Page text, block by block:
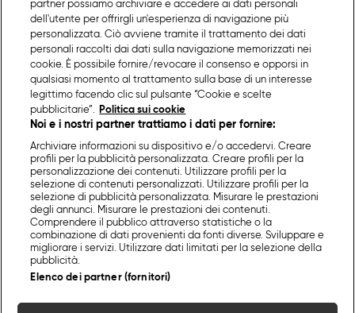
partner possiamo archiviare e accedere ai dati personali
dell'utente per offrirgli un'esperienza di navigazione più
personalizzata. Ciò avviene tramite il trattamento dei dati
personali raccolti dai dati sulla navigazione memorizzati nei
cookie. È possibile fornire/revocare il consenso e opporsi in
qualsiasi momento al trattamento sulla base di un interesse
legittimo facendo clic sul pulsante “Cookie e scelte
pubblicitarie”.
Politica sui cookie
Noi e i nostri partner trattiamo i dati per fornire:
Archiviare informazioni su dispositivo e/o accedervi. Creare
profili per la pubblicità personalizzata. Creare profili per la
personalizzazione dei contenuti. Utilizzare profili per la
selezione di contenuti personalizzati. Utilizzare profili per la
selezione di pubblicità personalizzata. Misurare le prestazioni
degli annunci. Misurare le prestazioni dei contenuti.
Comprendere il pubblico attraverso statistiche o la
combinazione di dati provenienti da fonti diverse. Sviluppare e
migliorare i servizi. Utilizzare dati limitati per la selezione della
pubblicità.
Elenco dei partner (fornitori)